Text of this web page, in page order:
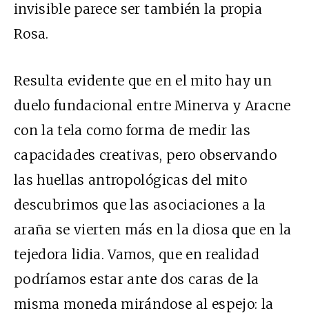
invisible parece ser también la propia
Rosa.
Resulta evidente que en el mito hay un
duelo fundacional entre Minerva y Aracne
con la tela como forma de medir las
capacidades creativas, pero observando
las huellas antropológicas del mito
descubrimos que las asociaciones a la
araña se vierten más en la diosa que en la
tejedora lidia. Vamos, que en realidad
podríamos estar ante dos caras de la
misma moneda mirándose al espejo: la